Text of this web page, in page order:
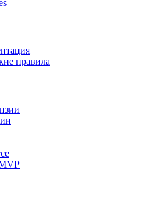
правила